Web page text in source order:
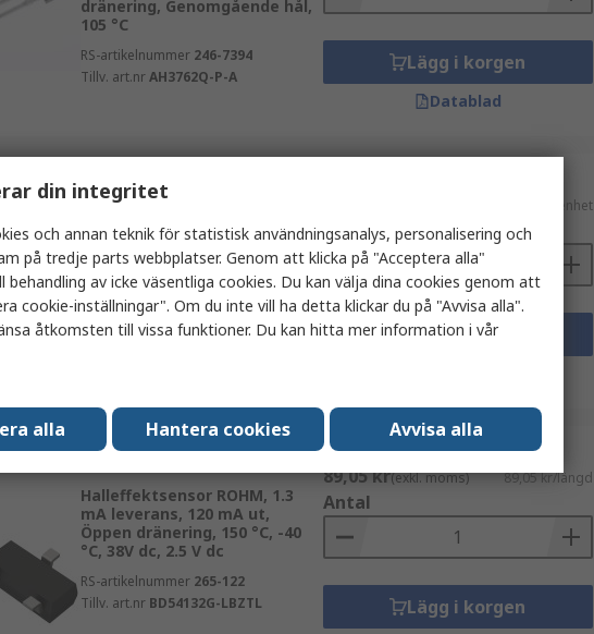
dränering, Genomgående hål,
105 °C
RS-artikelnummer 246-7394
Tillv. art.nrAH3762Q-P-A
Lägg i korgen
Datablad
Sista RS lager
Halleffektsensor DiodesZetex,
4 mA leverans, 60 mA ut,
Låsning ställdon, Öppen
dränering, Genomgående hål,
105 °C
RS-artikelnummer246-7401
3,539 kr/enhet
Antal
Lägg i korgen
Halleffektsensor ROHM, 1.3
mA leverans, 120 mA ut,
Öppen dränering, 150 °C, -40
°C, 38V dc, 2.5 V dc
RS-artikelnummer 265-122
Tillv. art.nr BD54132G-LBZTL
Antal (1 längd med 25 enheter)
89,05 kr(exkl. moms) 89,05 kr/längd
Antal
Lägg i korgen
din integritet
och annan teknik för statistisk användningsanalys, personalisering och
på tredje parts webbplatser. Genom att klicka på "Acceptera alla"
behandling av icke väsentliga cookies. Du kan välja dina cookies genom att
cookie-inställningar". Om du inte vill ha detta klickar du på "Avvisa alla".
åtkomsten till vissa funktioner. Du kan hitta mer information i vår
alla Hantera cookies Avvisa alla